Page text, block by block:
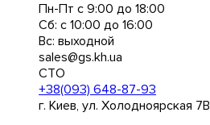
Пн-Пт с 9:00 до 18:00
Сб: с 10:00 до 16:00
Вс: выходной
sales@gs.kh.ua
СТО
+38(093) 648-87-93
г. Киев, ул. Холодноярская 7В